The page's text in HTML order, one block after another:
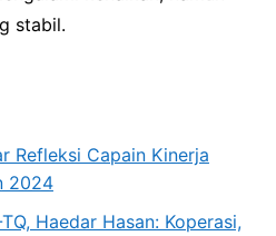
stabil.
Refleksi Capain Kinerja
2024
Haedar Hasan: Koperasi,